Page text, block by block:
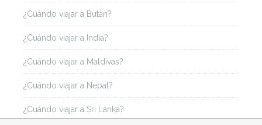
¿Cuándo viajar a Bután?
¿Cuándo viajar a India?
¿Cuándo viajar a Maldivas?
¿Cuándo viajar a Nepal?
¿Cuándo viajar a Sri Lanka?